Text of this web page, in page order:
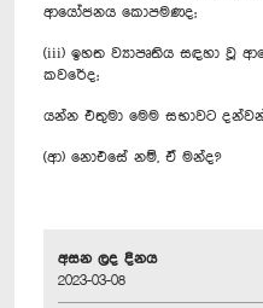
ආයෝජනය කොපමණද;
(iii) ඉහත ව්‍යාපෘතිය සඳහා වූ
කවරේද;
යන්න එතුමා මෙම සභාවට
(ආ) නොඑසේ නම්, ඒ මන්ද?
අසන ලද දිනය
2023-03-08